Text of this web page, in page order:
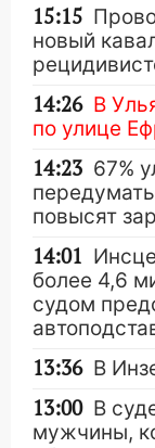
15:15
новый
14:26 В
по улице
14:23 67%
повысят
14:01
более 4,6
судом
13:36 В
13:00 В
мужчины,